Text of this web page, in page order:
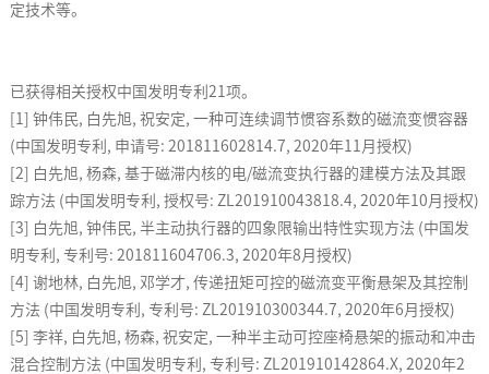
定技术等。
已获得相关授权中国发明专利 21 项。
[1] 钟伟民, 白先旭, 祝安定, 一种可连续调节惯容系数的磁流变惯容器
(中国发明专利 , 申请号: 201811602814.7, 2020年11 月授权)
[2]
白先旭, 杨森, 基于磁滞内核的电/磁流变执行器的建模方法及其跟
踪方法 (中国发明专利 , 授权号: ZL201910043818.4, 2020年10 月授权)
[3]
白先旭, 钟伟民, 半主动执行器的四象限输出特性实现方法 (中国发
明专利 , 专利号: 201811604706.3, 2020年8 月授权)
[4] 谢地林, 白先旭, 邓学才, 传递扭矩可控的磁流变平衡悬架及其控制
方法 (中国发明专利 , 专利号: ZL201910300344.7, 2020年6 月授权)
[5] 李祥, 白先旭, 杨森, 祝安定, 一种半主动可控座椅悬架的振动和冲击
混合控制方法 (中国发明专利 , 专利号: ZL201910142864.X, 2020年2